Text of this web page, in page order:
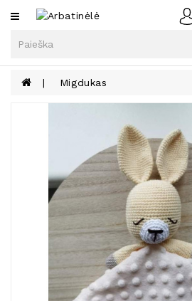
Kategorijos
Kava
Prieskoniai
Riešutai
Saldėsiai
Migdukas